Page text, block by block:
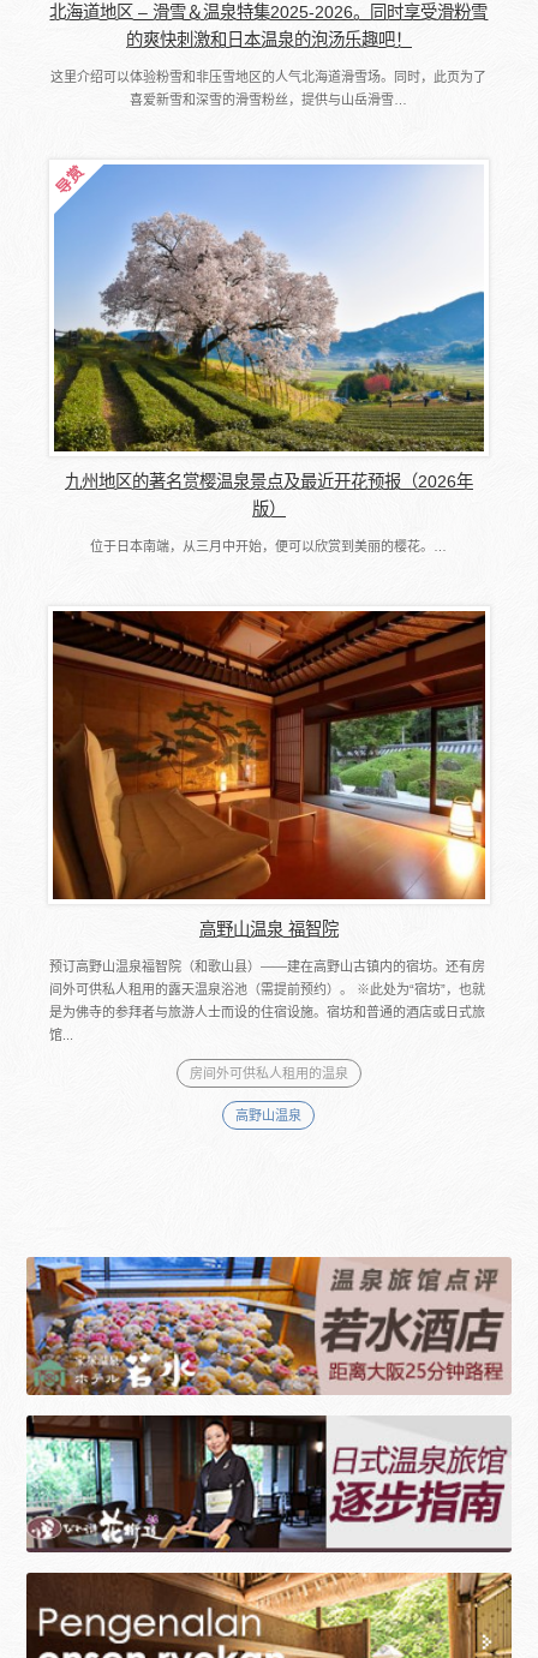
北海道地区 – 滑雪＆温泉特集2025-2026。同时享受滑粉雪
的爽快刺激和日本温泉的泡汤乐趣吧！
这里介绍可以体验粉雪和非压雪地区的人气北海道滑雪场。同时，此页为了
喜爱新雪和深雪的滑雪粉丝，提供与山岳滑雪…
九州地区的著名赏樱温泉景点及最近开花预报（2026年
版）
位于日本南端，从三月中开始，便可以欣赏到美丽的樱花。…
高野山温泉 福智院
预订高野山温泉福智院（和歌山县）――建在高野山古镇内的宿坊。还有房
间外可供私人租用的露天温泉浴池（需提前预约）。 ※此处为“宿坊”，也就
是为佛寺的参拜者与旅游人士而设的住宿设施。宿坊和普通的酒店或日式旅
馆...
房间外可供私人租用的温泉
高野山温泉